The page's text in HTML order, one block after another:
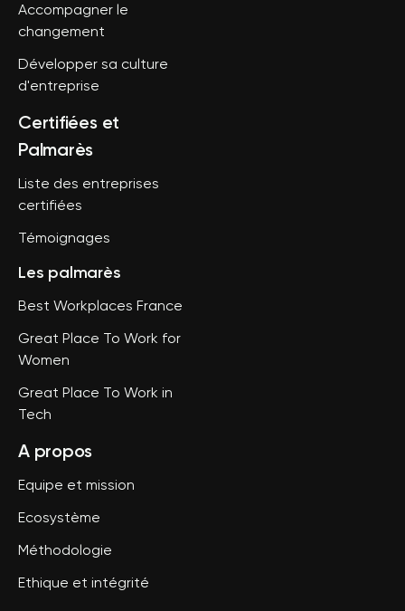
Accompagner le
changement
Développer sa culture
d'entreprise
Certifiées et
Palmarès
Liste des entreprises
certifiées
Témoignages
Les palmarès
Best Workplaces France
Great Place To Work for
Women
Great Place To Work in
Tech
A propos
Equipe et mission
Ecosystème
Méthodologie
Ethique et intégrité